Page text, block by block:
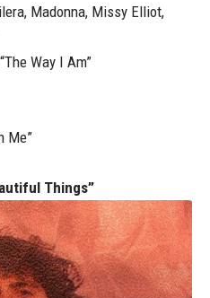
Madonna, Missy Elliot,
Way I Am”
Me”
Things”